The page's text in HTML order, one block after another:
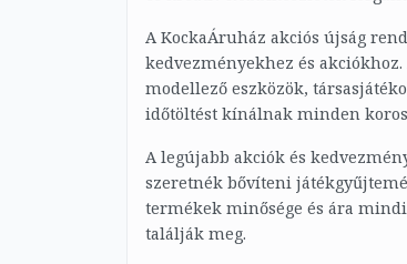
A KockaÁruház akciós újság
kedvezményekhez és
modellező eszközök,
időtöltést kínálnak minden
A legújabb akciók és
szeretnék bővíteni
termékek minősége és ára
találják meg.